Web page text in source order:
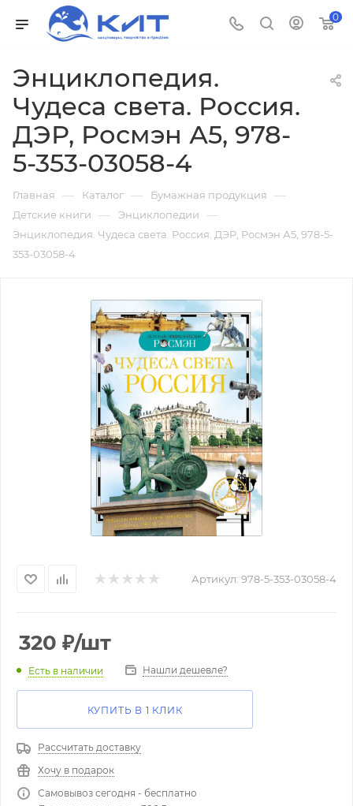
0
Энциклопедия.
Чудеса света. Россия.
ДЭР, Росмэн А5, 978-
5-353-03058-4
Главная — Каталог — Бумажная продукция —
Детские книги — Энциклопедии —
Энциклопедия. Чудеса света. Россия. ДЭР, Росмэн А5, 978-5-
353-03058-4
Артикул: 978-5-353-03058-4
320 ₽/шт
Есть в наличии Нашли дешевле?
КУПИТЬ В 1 КЛИК
Рассчитать доставку
Хочу в подарок
Самовывоз сегодня - бесплатно